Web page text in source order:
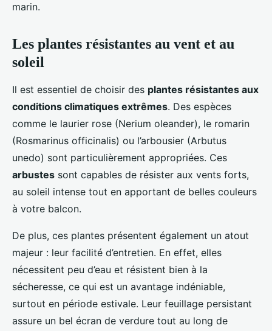
marin.
Les plantes résistantes au vent et au
soleil
Il est essentiel de choisir des plantes résistantes aux
conditions climatiques extrêmes. Des espèces
comme le laurier rose (Nerium oleander), le romarin
(Rosmarinus officinalis) ou l’arbousier (Arbutus
unedo) sont particulièrement appropriées. Ces
arbustes sont capables de résister aux vents forts,
au soleil intense tout en apportant de belles couleurs
à votre balcon.
De plus, ces plantes présentent également un atout
majeur : leur facilité d’entretien. En effet, elles
nécessitent peu d’eau et résistent bien à la
sécheresse, ce qui est un avantage indéniable,
surtout en période estivale. Leur feuillage persistant
assure un bel écran de verdure tout au long de